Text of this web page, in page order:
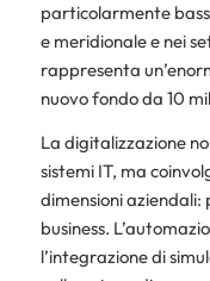
particolarmente
e meridionale e nei
rappresenta
nuovo fondo da 10
La digitalizzazione
sistemi IT, ma
dimensioni aziendali:
business.
l’integrazione di